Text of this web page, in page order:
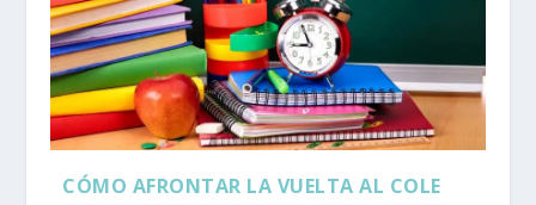
CÓMO AFRONTAR LA VUELTA AL COLE